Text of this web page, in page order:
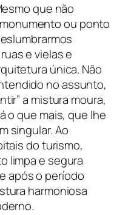
que não
ou ponto
e vielas e
única. Não
no assunto,
a mistura moura,
o que mais, que lhe
singular. Ao
do turismo,
limpa e segura
após o período
harmoniosa